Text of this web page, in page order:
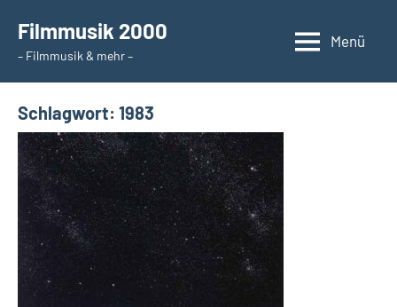
Inhalt
springen
Filmmusik 2000
– Filmmusik & mehr –
Menü
Schlagwort: 1983